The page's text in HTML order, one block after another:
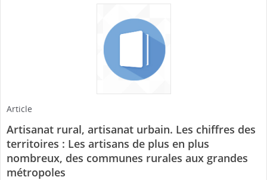
Article
Artisanat rural, artisanat urbain. Les chiffres des
territoires : Les artisans de plus en plus
nombreux, des communes rurales aux grandes
métropoles